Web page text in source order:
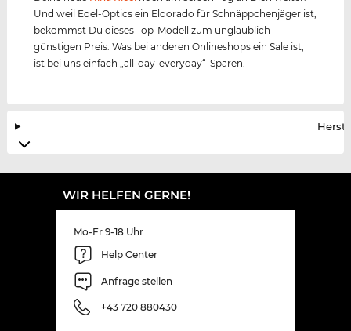
Und weil Edel-Optics ein Eldorado für Schnäppchenjäger ist,
bekommst Du dieses Top-Modell zum unglaublich
günstigen Preis. Was bei anderen Onlineshops ein Sale ist,
ist bei uns einfach „all-day-everyday“-Sparen.
WIR HELFEN GERNE!
Mo-Fr 9-18 Uhr
Help Center
Anfrage stellen
+43 720 880430